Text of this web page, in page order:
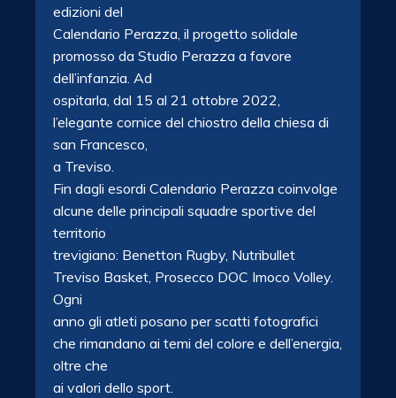
edizioni del
Calendario Perazza, il progetto solidale
promosso da Studio Perazza a favore
dell’infanzia. Ad
ospitarla, dal 15 al 21 ottobre 2022,
l’elegante cornice del chiostro della chiesa di
san Francesco,
a Treviso.
Fin dagli esordi Calendario Perazza coinvolge
alcune delle principali squadre sportive del
territorio
trevigiano: Benetton Rugby, Nutribullet
Treviso Basket, Prosecco DOC Imoco Volley.
Ogni
anno gli atleti posano per scatti fotografici
che rimandano ai temi del colore e dell’energia,
oltre che
ai valori dello sport.